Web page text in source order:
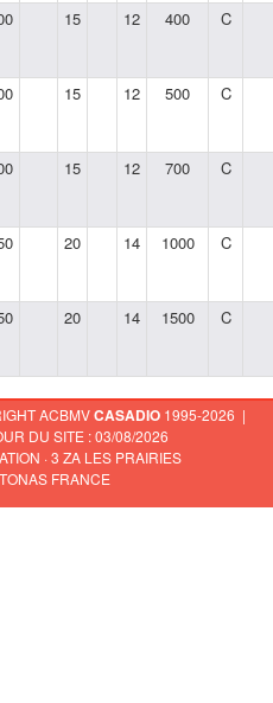
15 12 400 C
15 12 500 C
15 12 700 C
20 14 1000 C
20 14 1500 C
ACBMVCASADIO1995-2026 |
DU SITE : 03/08/2026
· 3 ZA LES PRAIRIES
FRANCE